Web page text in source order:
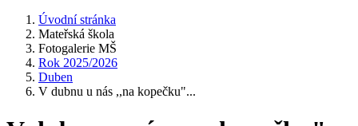
Úvodní stránka
Mateřská škola
Fotogalerie MŠ
Rok 2025/2026
Duben
V dubnu u nás ,,na kopečku"...